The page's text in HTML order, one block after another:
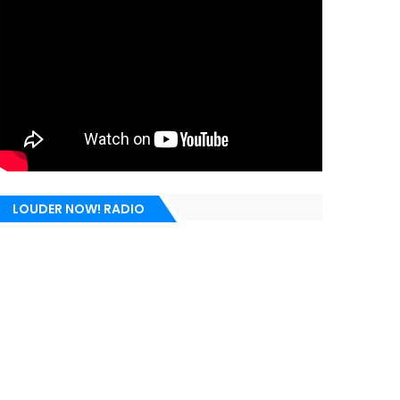
LOUDER NOW! RADIO